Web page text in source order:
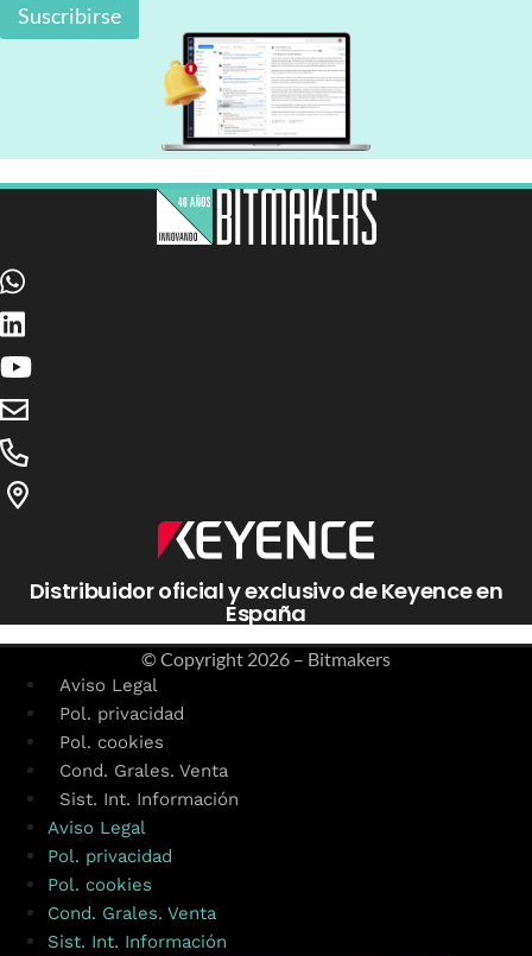
Suscribirse
Distribuidor oficial y exclusivo de Keyence en
España
© Copyright 2026 – Bitmakers
Aviso Legal
Pol. privacidad
Pol. cookies
Cond. Grales. Venta
Sist. Int. Información
Aviso Legal
Pol. privacidad
Pol. cookies
Cond. Grales. Venta
Sist. Int. Información